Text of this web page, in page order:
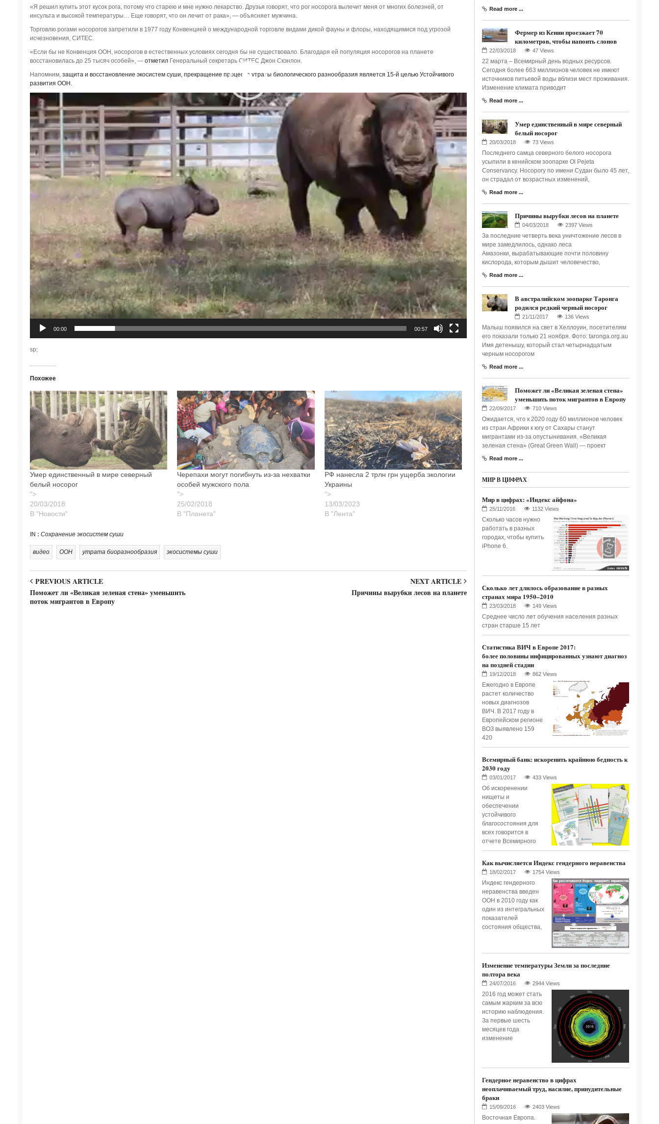
«Я решил купить этот кусок рога, потому что старею и мне нужно лекарство. Друзья говорят, что рог носорога вылечит меня от многих болезней, от
инсульта и высокой температуры… Еще говорят, что он лечит от рака», — объясняет мужчина.
Торговлю рогами носорогов запретили в 1977 году Конвенцией о международной торговле видами дикой фауны и флоры, находящимися под угрозой
исчезновения, СИТЕС.
«Если бы не Конвенция ООН, носорогов в естественных условиях сегодня бы не существовало. Благодаря ей популяция носорогов на планете
восстановилась до 25 тысяч особей», — отметилГенеральный секретарь СИТЕС Джон Скэнлон.
Напомним,защита и восстановление экосистем суши, прекращение процесса утраты биологического разнообразия является 15-й целью Устойчивого
развития ООН.
Видеоплеер
00:00 00:57
sp;
Похожее
Умер единственный в мире северный
белый носорог
">
В "Новости"
Черепахи могут погибнуть из-за нехватки
особей мужского пола
">
В "Планета"
РФ нанесла 2 трлн грн ущерба экологии
Украины
">
В "Лента"
IN : Сохранение экосистем суши
видео ООН утрата биоразнообразия экосистемы суши
PREVIOUS ARTICLE
Поможет ли «Великая зеленая стена» уменьшить
поток мигрантов в Европу
NEXT ARTICLE
Причины вырубки лесов на планете
Read more ...
Фермер из Кении проезжает 70
километров, чтобы напоить слонов
47 Views
22 марта – Всемирный день водных ресурсов.
Сегодня более 663 миллионов человек не имеют
источников питьевой воды вблизи мест проживания.
Изменение климата приводит
Read more ...
Умер единственный в мире северный
белый носорог
73 Views
Последнего самца северного белого носорога
усыпили в кенийском зоопарке Ol Pejeta
Conservancy. Носорогу по имени Судан было 45 лет,
он страдал от возрастных изменений,
Read more ...
Причины вырубки лесов на планете
2397 Views
За последние четверть века уничтожение лесов в
мире замедлилось, однако леса
Амазонки, вырабатывающие почти половину
кислорода, которым дышит человечество,
Read more ...
В австралийском зоопарке Таронга
родился редкий черный носорог
136 Views
Малыш появился на свет в Хеллоуин, посетителям
его показали только 21 ноября. Фото: taronga.org.au
Имя детенышу, который стал четырнадцатым
черным носорогом
Read more ...
Поможет ли «Великая зеленая стена»
уменьшить поток мигрантов в Европу
710 Views
Ожидается, что к 2020 году 60 миллионов человек
из стран Африки к югу от Сахары станут
мигрантами из-за опустынивания. «Великая
зеленая стена» (Great Green Wall) — проект
Read more ...
МИР В ЦИФРАХ
Мир в цифрах: «Индекс айфона»
1132 Views
Сколько часов нужно
работать в разных
городах, чтобы купить
iPhone 6.
Сколько лет длилось образование в разных
странах мира 1950–2010
149 Views
Среднее число лет обучения населения разных
стран старше 15 лет
Статистика ВИЧ в Европе 2017:
более половины инфицированных узнают диагноз
на поздней стадии
862 Views
Ежегодно в Европе
растет количество
новых диагнозов
ВИЧ. В 2017 году в
Европейском регионе
ВОЗ выявлено 159
420
Всемирный банк: искоренить крайнюю бедность к
2030 году
433 Views
Об искоренении
нищеты и
обеспечении
устойчивого
благосостояния для
всех говорится в
отчете Всемирного
Как вычисляется Индекс гендерного неравенства
1754 Views
Индекс гендерного
неравенства введен
ООН в 2010 году как
один из интегральных
показателей
состояния общества,
Изменение температуры Земли за последние
полтора века
2944 Views
2016 год может стать
самым жарким за всю
историю наблюдения.
За первые шесть
месяцев года
изменение
Гендерное неравенство в цифрах
неоплачиваемый труд, насилие, принудительные
браки
2403 Views
Восточная Европа.